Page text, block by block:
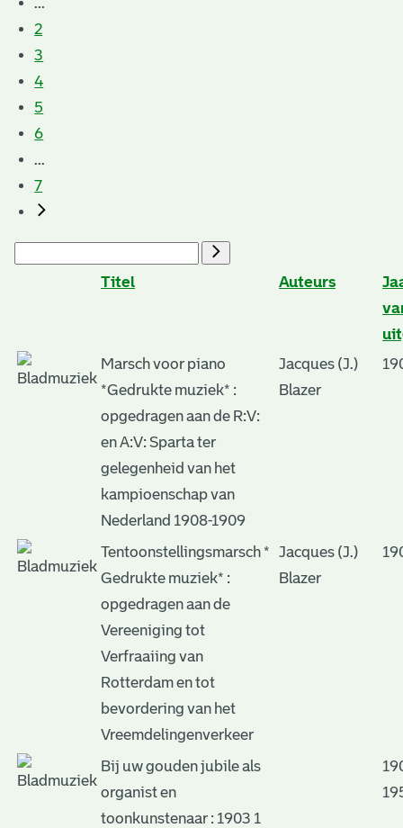
2
3
4
5
6
...
7
Titel Auteurs
Marsch voor piano
*Gedrukte muziek* :
opgedragen aan de R:V:
en A:V: Sparta ter
gelegenheid van het
kampioenschap van
Nederland 1908-1909
Jacques (J.)
Blazer
Tentoonstellingsmarsch *
Gedrukte muziek* :
opgedragen aan de
Vereeniging tot
Verfraaiing van
Rotterdam en tot
bevordering van het
Vreemdelingenverkeer
Jacques (J.)
Blazer
Bij uw gouden jubile als
organist en
toonkunstenaar : 1903 1